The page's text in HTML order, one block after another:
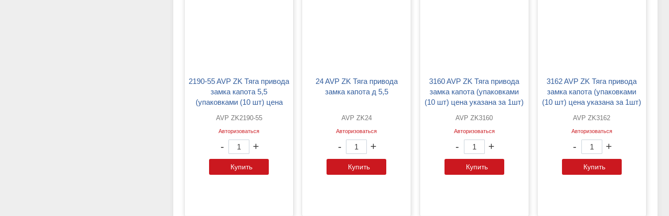
2190-55 AVP ZK Тяга привода
замка капота 5,5
(упаковками (10 шт) цена
AVP ZK2190-55
Авторизоваться
- +
Купить
24 AVP ZK Тяга привода
замка капота д 5,5
AVP ZK24
Авторизоваться
- +
Купить
3160 AVP ZK Тяга привода
замка капота (упаковками
(10 шт) цена указана за 1шт)
AVP ZK3160
Авторизоваться
- +
Купить
3162 AVP ZK Тяга привода
замка капота (упаковками
(10 шт) цена указана за 1шт)
AVP ZK3162
Авторизоваться
- +
Купить